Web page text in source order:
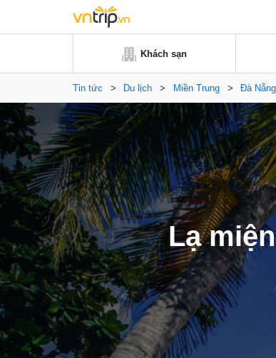
Khách sạn
Tin tức > Du lịch > Miền Trung > Đà Nẵng
Lạ